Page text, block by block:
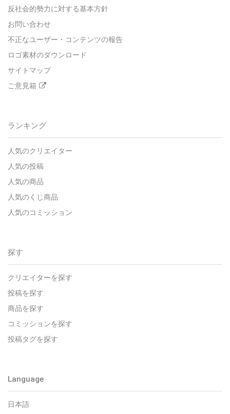
反社会的勢力に対する基本方針
お問い合わせ
不正なユーザー・コンテンツの報告
ロゴ素材のダウンロード
サイトマップ
ご意見箱
ランキング
人気のクリエイター
人気の投稿
人気の商品
人気のくじ商品
人気のコミッション
探す
クリエイターを探す
投稿を探す
商品を探す
コミッションを探す
投稿タグを探す
Language
日本語